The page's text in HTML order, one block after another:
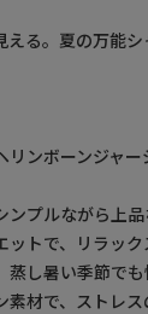
える。夏の万能シ
リンボーンジャ
ンプルながら上
ットで、リラッ
蒸し暑い季節で
材で、ストレ